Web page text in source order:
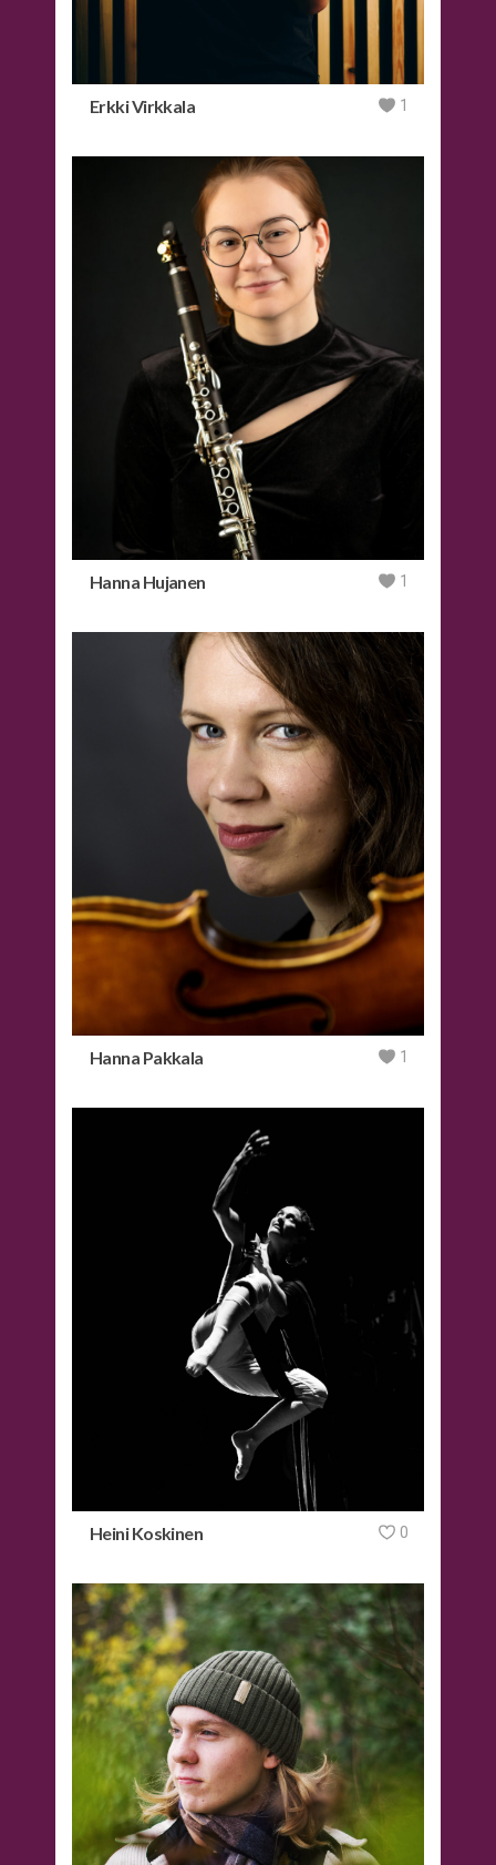
Erkki Virkkala 1
Hanna Hujanen 1
Hanna Pakkala 1
Heini Koskinen 0